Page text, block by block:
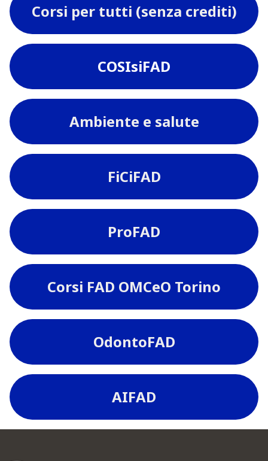
Corsi per tutti (senza crediti)
COSIsiFAD
Ambiente e salute
FiCiFAD
ProFAD
Corsi FAD OMCeO Torino
OdontoFAD
AIFAD